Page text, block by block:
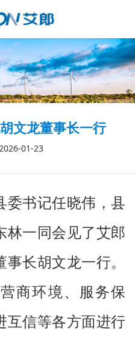
文龙董事长一行
01-23
委书记任晓伟，县
林一同会见了艾郎
长胡文龙一行。
商环境、服务保
互信等各方面进行